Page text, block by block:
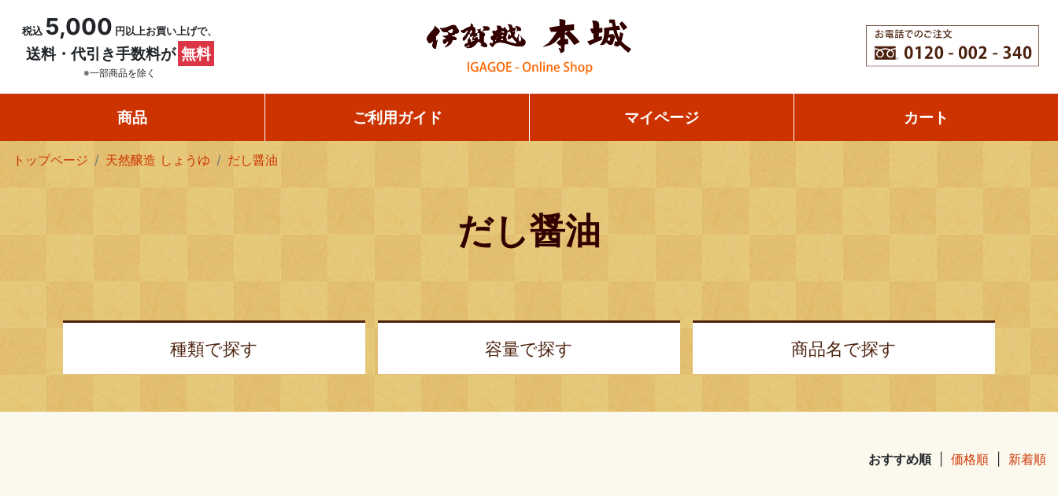
税込 5,000 円以上お買い上げで、
送料・代引き手数料が 無料
※一部商品を除く
商品 ご利用ガイド マイページ カート
トップページ 天然醸造 しょうゆ だし醤油
だし醤油
種類で探す 容量で探す 商品名で探す
おすすめ順| 価格順 新着順